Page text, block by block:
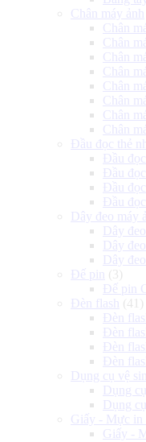
Chân máy ảnh
Chân
Chân
Chân
Chân
Chân
Chân
Chân
Chân
Đầu đọc thẻ
Đầu
Đầu
Đầu
Đầu
Dây đeo máy
Dây
Dây
Dây
Đế pin
(3)
Đế pin
Đèn flash
(41)
Đèn
Đèn
Đèn
Đèn
Dụng cụ vệ
Dụng
Dụng
Giấy - Mực in
Giấy -